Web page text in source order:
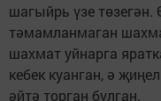
шагыйрь үзе төзегән.
тәмамланмаган
шахмат уйнарга
кебек куанган, ә
әйтә торган булган.